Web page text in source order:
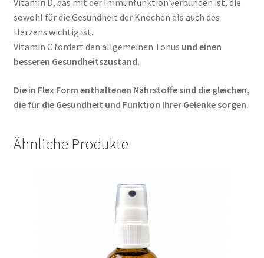
Vitamin D, das mit der Immunfunktion verbunden ist, die
sowohl für die Gesundheit der Knochen als auch des
Herzens wichtig ist.
Vitamin C fördert den allgemeinen Tonus und einen
besseren Gesundheitszustand.
Die in Flex Form enthaltenen Nährstoffe sind die gleichen,
die für die Gesundheit und Funktion Ihrer Gelenke sorgen.
Ähnliche Produkte